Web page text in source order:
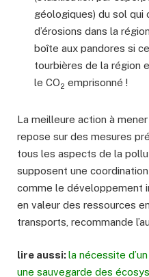
géologiques) du sol qui
d’érosions dans la
boîte aux pandores si
tourbières de la région
le CO2 emprisonné !
La meilleure action à
repose sur des mesures
tous les aspects de la
supposent une
comme le développement
en valeur des ressources
transports, recommande
lire aussi:la nécessite
une sauvegarde des